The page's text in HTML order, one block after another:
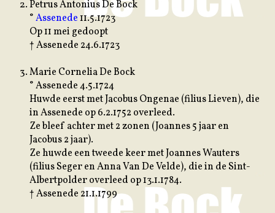
Petrus Antonius De Bock
°Assenede11.5.1723
Op 11 mei gedoopt
† Assenede 24.6.1723
Marie Cornelia De Bock
° Assenede 4.5.1724
Huwde eerst met Jacobus Ongenae (filius Lieven), die
in Assenede op 6.2.1752 overleed.
Ze bleef achter met 2 zonen (Joannes 5 jaar en
Jacobus 2 jaar).
Ze huwde een tweede keer met Joannes Wauters
(filius Seger en Anna Van De Velde), die in de Sint-
Albertpolder overleed op 13.1.1784.
† Assenede 21.1.1799